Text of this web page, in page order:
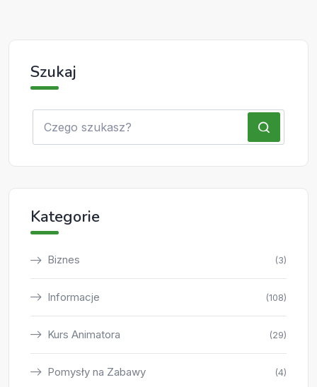
Szukaj
Kategorie
Biznes (3)
Informacje (108)
Kurs Animatora (29)
Pomysły na Zabawy (4)